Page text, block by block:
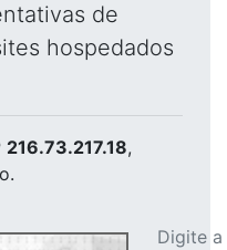
de
hospedados
216.73.217.18,
Digite